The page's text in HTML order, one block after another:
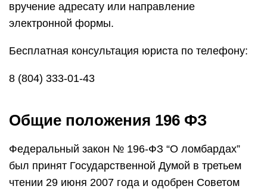
вручение адресату или направление
электронной формы.
Бесплатная консультация юриста по телефону:
8 (804) 333-01-43
Общие положения 196 ФЗ
Федеральный закон № 196-ФЗ “О ломбардах”
был принят Государственной Думой в третьем
чтении 29 июня 2007 года и одобрен Советом